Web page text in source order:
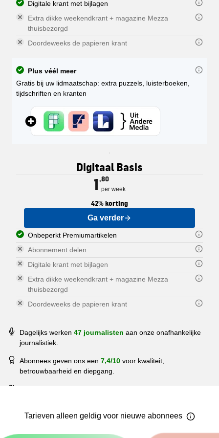
Digitale krant met bijlagen
Extra dikke weekendkrant + magazine Mezza
thuisbezorgd
Doordeweeks de papieren krant
Plus véél meer
Gratis bij uw lidmaatschap: extra puzzels, luisterboeken,
tijdschriften en kranten
Digitaal Basis
1,80
per week
42% korting
Ga verder
Onbeperkt Premiumartikelen
U kunt dus ook alle
Abonnement delen
Digitale krant met bijlagen
U kunt de digitale krant
Extra dikke weekendkrant + magazine Mezza
thuisbezorgd
U ontvangt hierbij óók Mezza, het
Doordeweeks de papieren krant
Nationaal en internationaal:
De PZC verschijnt in 5 regionale
Dagelijks werken 47 journalisten aan onze onafhankelijke
journalistiek.
Abonnees geven ons een 7,4/10 voor kwaliteit,
betrouwbaarheid en diepgang.
Tarieven alleen geldig voor nieuwe abonnees